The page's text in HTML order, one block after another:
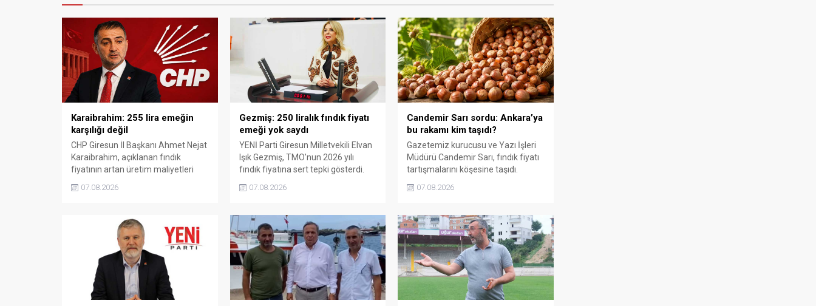
Karaibrahim: 255 lira emeğin
karşılığı değil
CHP Giresun İl Başkanı Ahmet Nejat
Karaibrahim, açıklanan fındık
fiyatının artan üretim maliyetleri
belirterek, üreticinin emeğinin
sürdürülebilir üretim için fiyat
politikasının yeniden
değerlendirilmesi gerektiğini
07.08.2026
Gezmiş: 250 liralık fındık fiyatı
emeği yok saydı
YENİ Parti Giresun Milletvekili Elvan
Işık Gezmiş, TMO’nun 2026 yılı
fındık fiyatına sert tepki gösterdi.
maliyetlerini karşılamadığını belirten
geldiğinde üretici de yok sayacaktır”
dedi.
07.08.2026
Candemir Sarı sordu: Ankara’ya
bu rakamı kim taşıdı?
Gazetemiz kurucusu ve Yazı İşleri
Müdürü Candemir Sarı, fındık fiyatı
tartışmalarını köşesine taşıdı.
ulaştığı bir dönemde Ankara’ya 240
iddiasını gündeme getiren Sarı,
Giresun milletvekillerini açık ve net
bir cevap vermeye çağırdı.
07.08.2026